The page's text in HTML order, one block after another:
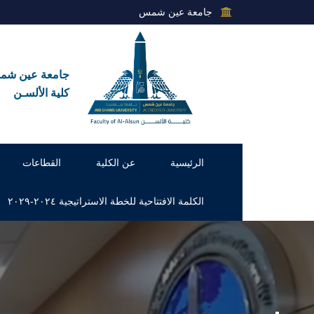
جامعة عين شمس
جامعة عين
كلية الألسـن
الرئيسية عن الكلية القطاعات
الكلمة الافتتاحية للخطة الاستراتيجية ٢٠٢٤-٢٠٢٩